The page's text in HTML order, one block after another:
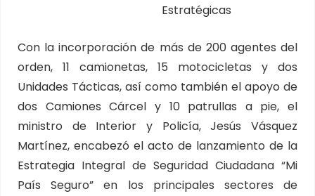
Estratégicas
Con la incorporación de más de 200 agentes del
orden, 11 camionetas, 15 motocicletas y dos
Unidades Tácticas, así como también el apoyo de
dos Camiones Cárcel y 10 patrullas a pie, el
ministro de Interior y Policía, Jesús Vásquez
Martínez, encabezó el acto de lanzamiento de la
Estrategia Integral de Seguridad Ciudadana “Mi
País Seguro” en los principales sectores de